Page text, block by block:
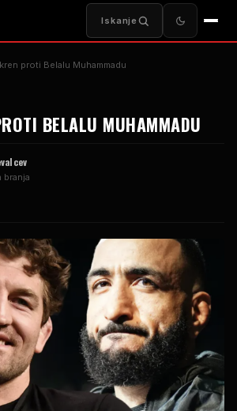
Iskanje
proti Belalu Muhammadu
BELALU MUHAMMADU
branja